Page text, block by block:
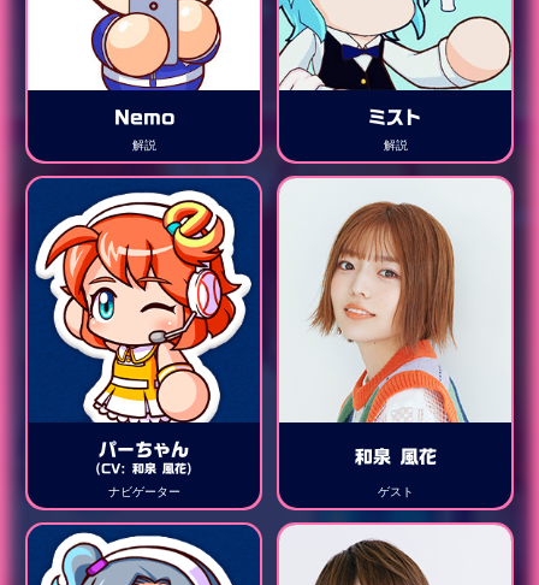
Nemo
解説
ミスト
解説
パーちゃん
(CV: 和泉 風花)
ナビゲーター
和泉 風花
ゲスト